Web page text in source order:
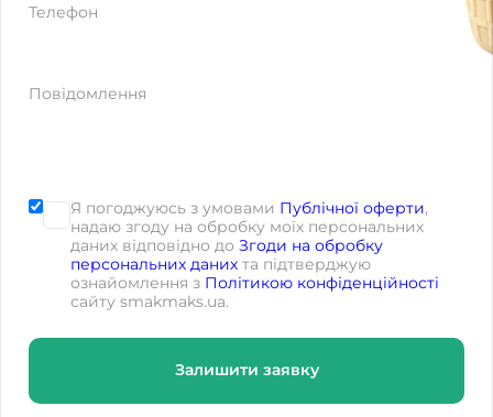
Телефон
Повідомлення
Я погоджуюсь з умовами Публічної оферти,
надаю згоду на обробку моїх персональних
даних відповідно до Згоди на обробку
персональних даних та підтверджую
ознайомлення з Політикою конфіденційності
сайту smakmaks.ua.
Залишити заявку